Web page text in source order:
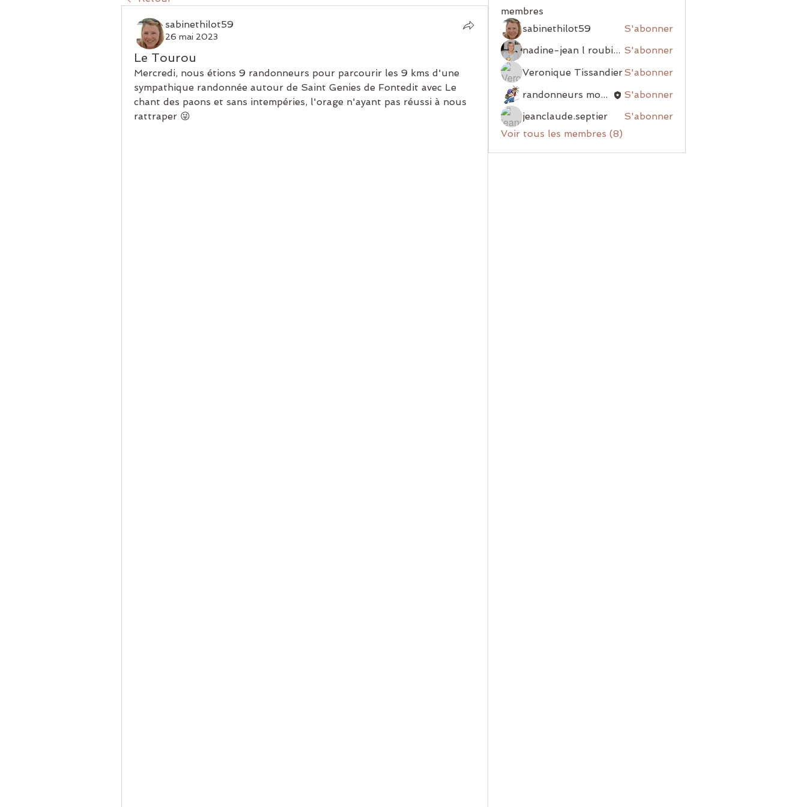
sabinethilot59
26 mai 2023
Le Tourou
Mercredi, nous étions 9 randonneurs pour parcourir les 9 kms d'une
sympathique randonnée autour de Saint Genies de Fontedit avec Le
chant des paons et sans intempéries, l'orage n'ayant pas réussi à nous
rattraper 😜
membres
sabinethilot59
S'abonner
nadine-jean l roubiou S'abonner
Veronique TissandierS'abonner
randonneurs montblanais
S'abonner
jeanclaude.septier
S'abonner
Voir tous les membres (8)